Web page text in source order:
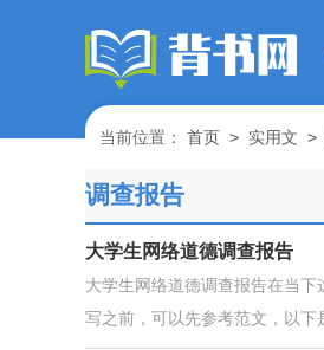
当前位置： 首页 > 实用文 >
调查报告
大学生网络道德调查报告
大学生网络道德调查报告在当
写之前，可以先参考范文，以